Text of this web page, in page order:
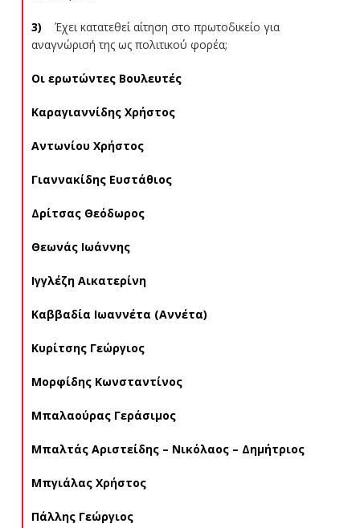
3) Έχει κατατεθεί αίτηση στο πρωτοδικείο για
αναγνώρισή της ως πολιτικού φορέα;
Οι ερωτώντες Βουλευτές
Καραγιαννίδης Χρήστος
Αντωνίου Χρήστος
Γιαννακίδης Ευστάθιος
Δρίτσας Θεόδωρος
Θεωνάς Ιωάννης
Ιγγλέζη Αικατερίνη
Καββαδία Ιωαννέτα (Αννέτα)
Κυρίτσης Γεώργιος
Μορφίδης Κωνσταντίνος
Μπαλαούρας Γεράσιμος
Μπαλτάς Αριστείδης – Νικόλαος – Δημήτριος
Μπγιάλας Χρήστος
Πάλλης Γεώργιος